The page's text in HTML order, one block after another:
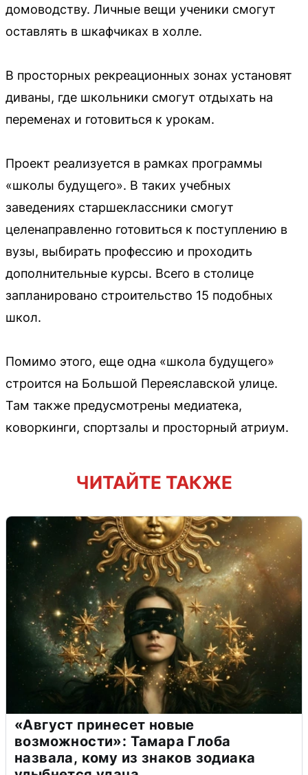
домоводству. Личные вещи ученики смогут
оставлять в шкафчиках в холле.
В просторных рекреационных зонах установят
диваны, где школьники смогут отдыхать на
переменах и готовиться к урокам.
Проект реализуется в рамках программы
«школы будущего». В таких учебных
заведениях старшеклассники смогут
целенаправленно готовиться к поступлению в
вузы, выбирать профессию и проходить
дополнительные курсы. Всего в столице
запланировано строительство 15 подобных
школ.
Помимо этого, еще одна «школа будущего»
строится на Большой Переяславской улице.
Там также предусмотрены медиатека,
коворкинги, спортзалы и просторный атриум.
ЧИТАЙТЕ ТАКЖЕ
«Август принесет новые
возможности»: Тамара Глоба
назвала, кому из знаков зодиака